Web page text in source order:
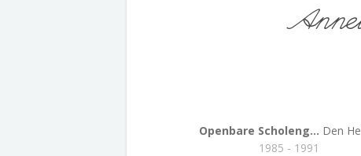
Openbare Scholeng... Den
1985 - 1991